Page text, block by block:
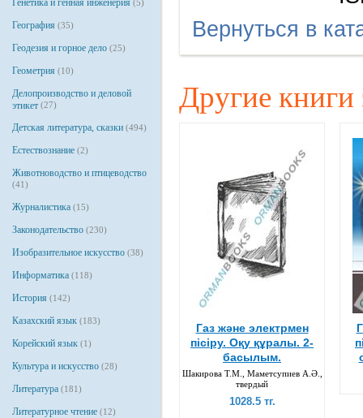
Генетика и генная инженерия (5)
География (35)
Геодезия и горное дело (25)
Геометрия (10)
Делопроизводство и деловой
этикет (27)
Детская литература, сказки (494)
Естествознание (2)
Животноводство и птицеводство
(41)
Журналистика (15)
Законодательство (230)
Изобразительное искусство (38)
Информатика (118)
История (142)
Казахский язык (183)
Корейский язык (1)
Культура и искусство (28)
Литература (181)
Литературное чтение (12)
Вернуться в
Другие книги
Газ және электрмен
пісіру. Оқу құралы. 2-
басылым.
Шакирова Т.М., Маметсупиев А.Ә.,
твердый
1028.5 тг.